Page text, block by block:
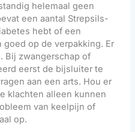
helemaal geen
een aantal Strepsils-
hebt of een
op de verpakking. Er
Bij zwangerschap of
eerst de bijsluiter te
aan een arts. Hou er
klachten alleen kunnen
van keelpijn of
op.